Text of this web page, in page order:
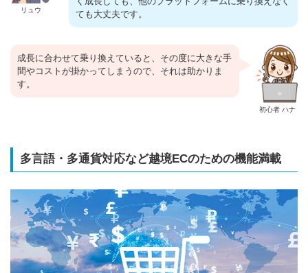
リュウ
ても大丈夫です。
初心者 ハナ
成長に合わせて乗り換えていると、その度に大きな手
間やコストが掛かってしまうので、それは助かりま
す。
多言語・多通貨対応など越境ECのための機能満載